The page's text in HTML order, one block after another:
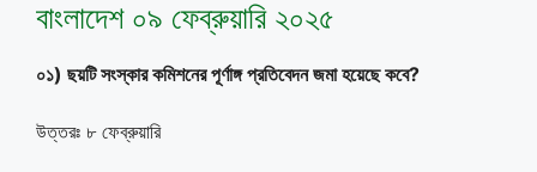
বাংলাদেশ ০৯ ফেব্রুয়ারি ২০২৫
০১) ছয়টি সংস্কার কমিশনের পূর্ণাঙ্গ প্রতিবেদন জমা হয়েছে কবে?
উত্তরঃ ৮ ফেব্রুয়ারি